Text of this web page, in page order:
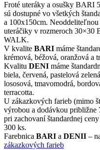
Froté uteráky a osušky BARI
sú dostupné vo všetkých
a 100x150cm.
uteráčiky v rozmeroch
WALK.
V kvalite BARI máme
krémová, béžová, oranžová a
Kvalitu DENI máme
biela, červená, pastelová
lososová, tmavomodrá,
terracotta.
U zákazkových farieb (mimo
výrobou a dodávkou približne
pri zachovaní štandardnej
300 ks.
Farebnica BARI a DENII –
zákazkových farieb